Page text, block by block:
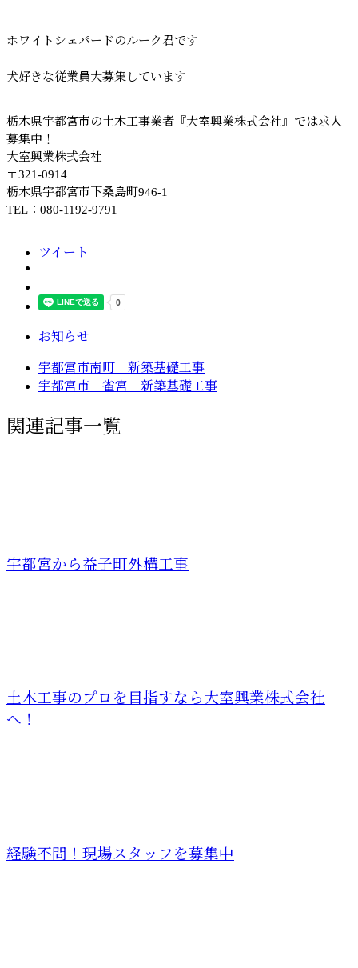
ホワイトシェパードのルーク君です
犬好きな従業員大募集しています
栃木県宇都宮市の土木工事業者『大室興業株式会社』では求人
募集中！
大室興業株式会社
〒321-0914
栃木県宇都宮市下桑島町946-1
TEL：080-1192-9791
ツイート
お知らせ
宇都宮市南町 新築基礎工事
宇都宮市 雀宮 新築基礎工事
関連記事一覧
宇都宮から益子町外構工事
土木工事のプロを目指すなら大室興業株式会社
へ！
経験不問！現場スタッフを募集中